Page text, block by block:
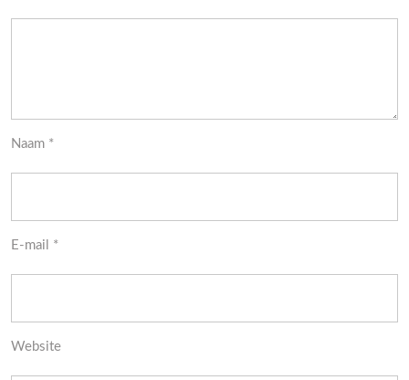
Naam *
E-mail *
Website